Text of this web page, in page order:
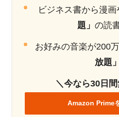
ビジネス書から漫画
題」の読
お好みの音楽が200
放題」
＼今なら30日
Amazon Prime